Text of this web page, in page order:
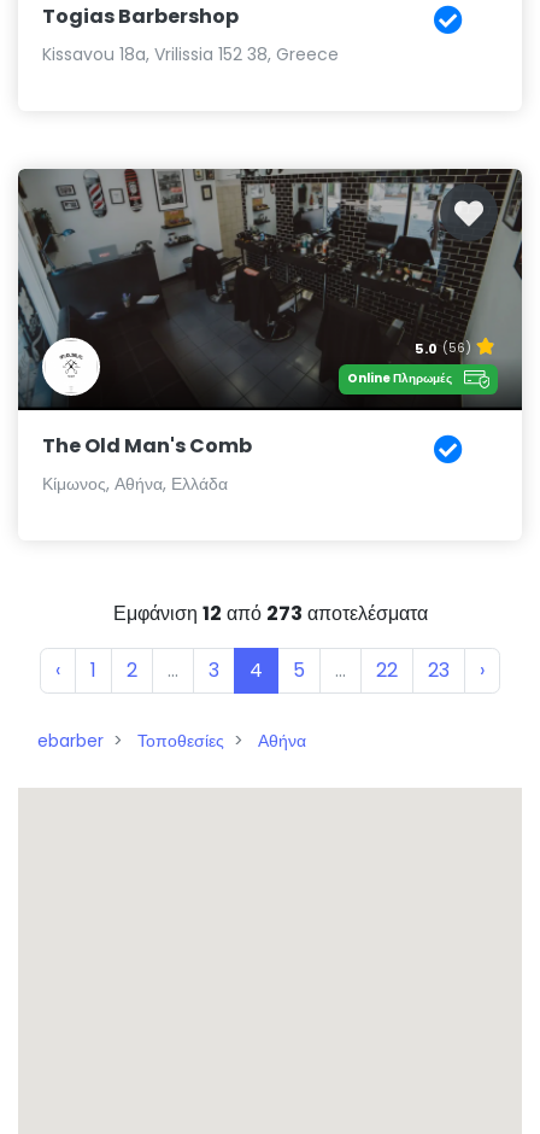
Togias Barbershop
Kissavou 18a, Vrilissia 152 38, Greece
5.0 (56)
Online Πληρωμές
The Old Man's Comb
Κίμωνος, Αθήνα, Ελλάδα
Εμφάνιση 12 από 273 αποτελέσματα
‹ 1 2 ... 3 4 5 ... 22 23 ›
ebarber Τοποθεσίες Αθήνα